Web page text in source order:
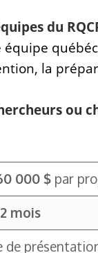
du
la
ou
000 $ par
mois
de